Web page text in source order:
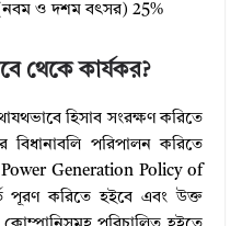
(নবম ও দশম বৎসর) 25%
থেকে কার্যকর?
হিসাব সংরক্ষণ করিতে
পরিপালন করিতে
Generation Policy of
পূরণ করিতে হইবে এবং উক্ত